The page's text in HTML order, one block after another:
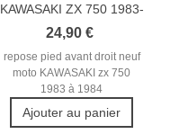
KAWASAKI ZX 750 1983-
1984 REPOSE...
24,90 €
repose pied avant droit neuf
moto KAWASAKI zx 750
1983 à 1984
Ajouter au panier